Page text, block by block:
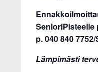
SenioriPisteelle
p. 040 840
Lämpimästi